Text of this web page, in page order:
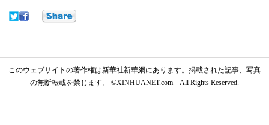
このウェブサイトの著作権は新華社新華網にあります。掲載された記事、写真
の無断転載を禁じます。 ©XINHUANET.com All Rights Reserved.